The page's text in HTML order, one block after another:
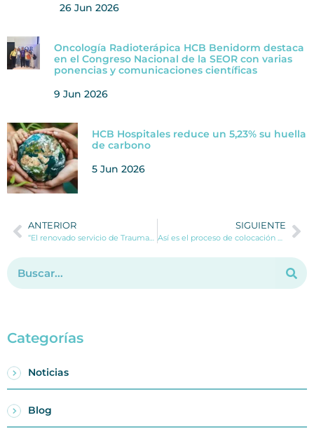
26 Jun 2026
Oncología Radioterápica HCB Benidorm destaca
en el Congreso Nacional de la SEOR con varias
ponencias y comunicaciones científicas
9 Jun 2026
HCB Hospitales reduce un 5,23% su huella
de carbono
5 Jun 2026
ANTERIOR
“El renovado servicio de Traumatología de HCB Dénia puede dar cobertura al 100% de las cirugías ortopédicas”
SIGUIENTE
Así es el proceso de colocación del balón ingerible Allurion en HCB Hospitales
Categorías
Noticias
Blog